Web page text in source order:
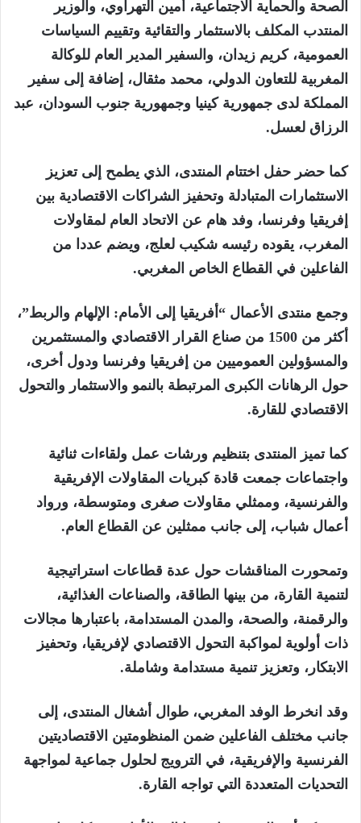
الصحة والحماية الاجتماعية، أمين التهراوي، والوزير
المنتدب المكلف بالاستثمار والتقائية وتقييم السياسات
العمومية، كريم زيدان، والسفير المدير العام للوكالة
المغربية للتعاون الدولي، محمد مثقال، إضافة إلى سفير
المملكة لدى جمهورية كينيا وجمهورية جنوب السودان، عبد
الرزاق لعسل.
كما حضر حفل اختتام المنتدى، الذي يطمح إلى تعزيز
الاستثمارات المتبادلة وتحفيز الشراكات الاقتصادية بين
إفريقيا وفرنسا، وفد هام عن الاتحاد العام لمقاولات
المغرب، يقوده رئيسه شكيب لعلج، ويضم عددا من
الفاعلين في القطاع الخاص المغربي.
وجمع منتدى الأعمال “أفريقيا إلى الأمام: الإلهام والربط”،
أكثر من 1500 من صناع القرار الاقتصادي والمستثمرين
والمسؤولين العموميين من إفريقيا وفرنسا ودول أخرى،
حول الرهانات الكبرى المرتبطة بالنمو والاستثمار والتحول
الاقتصادي للقارة.
كما تميز المنتدى بتنظيم ورشات عمل ولقاءات ثنائية
واجتماعات جمعت قادة كبريات المقاولات الإفريقية
والفرنسية، وممثلي مقاولات صغرى ومتوسطة، ورواد
أعمال شباب، إلى جانب ممثلين عن القطاع العام.
وتمحورت المناقشات حول عدة قطاعات استراتيجية
لتنمية القارة، من بينها الطاقة، والصناعات الغذائية،
والرقمنة، والصحة، والمدن المستدامة، باعتبارها مجالات
ذات أولوية لمواكبة التحول الاقتصادي لإفريقيا، وتحفيز
الابتكار، وتعزيز تنمية مستدامة وشاملة.
وقد انخرط الوفد المغربي، طوال أشغال المنتدى، إلى
جانب مختلف الفاعلين ضمن المنظومتين الاقتصاديتين
الفرنسية والإفريقية، في الترويج لحلول جماعية لمواجهة
التحديات المتعددة التي تواجه القارة.